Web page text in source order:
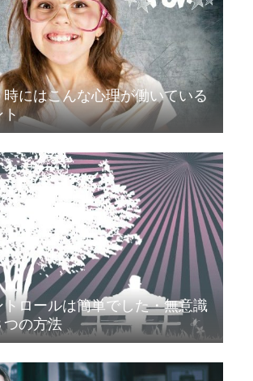
時にはこんな心理が働いている
ト
ロールは簡単でした・無意識
つの方法